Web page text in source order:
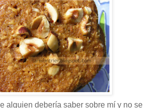
alguien debería saber sobre mí y no se